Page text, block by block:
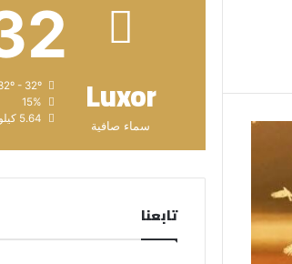
Luxor
سماء صافية
32º - 32º
15%
5.64 كيلومتر/ساعة
تابعنا